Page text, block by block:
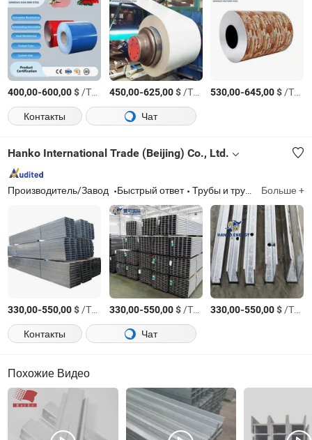
400,00-600,00$/Тонн. 450,00-625,00$/Тонн. 530,00-645,00$/Тонн.
Контакты
Чат
Hanko International Trade (Beijing) Co., Ltd.
Производитель/Завод Быстрый ответ Трубы и трубки, пластины и листы, стальные секции, проволочные изделия, аксессуары для фотогальванических кронштейнов, сборка фотогальванических панелей, инвертор, система крепления фотогальваников Больше +
330,00-550,00$/Тонн. 330,00-550,00$/Тонн. 330,00-550,00$/Тонн.
Контакты
Чат
Похожие Видео